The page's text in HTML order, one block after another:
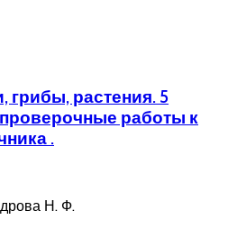
грибы, растения. 5
работы к
.
Н. Ф.